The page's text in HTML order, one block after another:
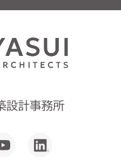
設計事務所